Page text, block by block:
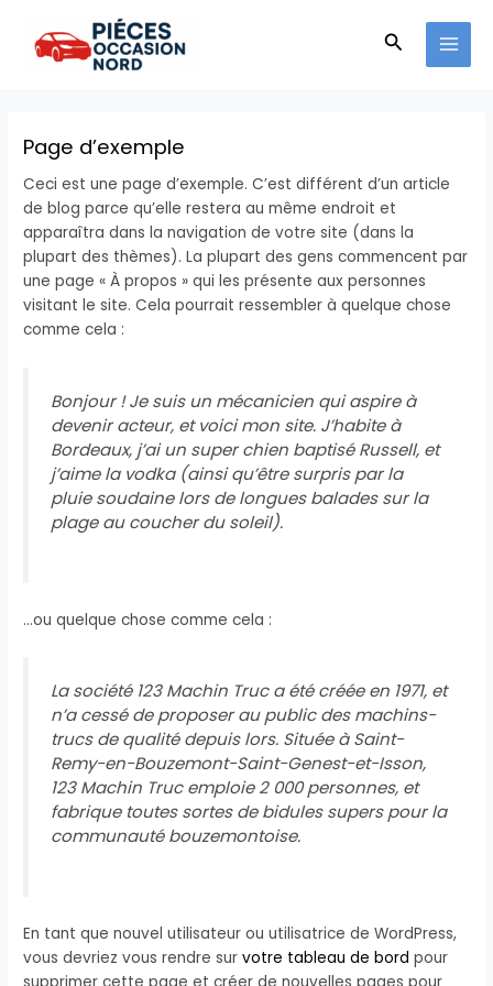
contenu
Page d’exemple
Ceci est une page d’exemple. C’est différent d’un article
de blog parce qu’elle restera au même endroit et
apparaîtra dans la navigation de votre site (dans la
plupart des thèmes). La plupart des gens commencent par
une page « À propos » qui les présente aux personnes
visitant le site. Cela pourrait ressembler à quelque chose
comme cela :
Bonjour ! Je suis un mécanicien qui aspire à
devenir acteur, et voici mon site. J’habite à
Bordeaux, j’ai un super chien baptisé Russell, et
j’aime la vodka (ainsi qu’être surpris par la
pluie soudaine lors de longues balades sur la
plage au coucher du soleil).
…ou quelque chose comme cela :
La société 123 Machin Truc a été créée en 1971, et
n’a cessé de proposer au public des machins-
trucs de qualité depuis lors. Située à Saint-
Remy-en-Bouzemont-Saint-Genest-et-Isson,
123 Machin Truc emploie 2 000 personnes, et
fabrique toutes sortes de bidules supers pour la
communauté bouzemontoise.
En tant que nouvel utilisateur ou utilisatrice de WordPress,
vous devriez vous rendre survotre tableau de bord pour